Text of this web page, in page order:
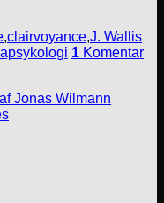
,clairvoyance,J. Wallis
1 Komentar
Jonas Wilmann